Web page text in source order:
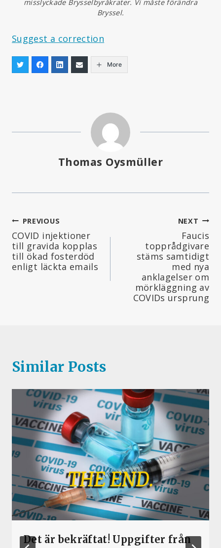
misslyckade Brysselbyråkrater. Vi måste förändra
Bryssel.
Suggest a correction
More
Thomas Oysmüller
Inläggsnavigering
PREVIOUS
COVID injektioner
till gravida kopplas
till ökad fosterdöd
enligt läckta emails
NEXT
Faucis
topprådgivare
stäms samtidigt
med nya
anklagelser om
mörkläggning av
COVIDs ursprung
Similar Posts
Det är bekräftat! Uppgifter från